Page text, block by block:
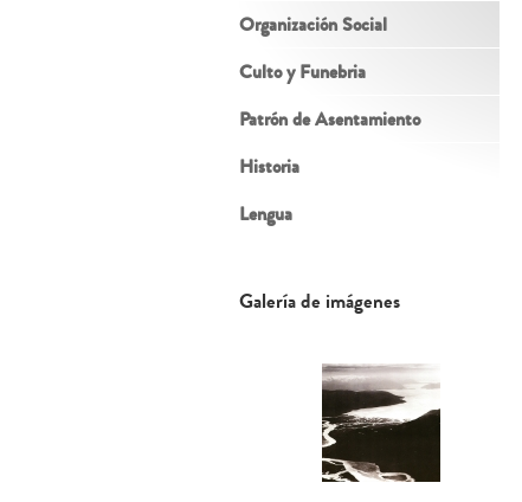
Organización Social
Culto y Funebria
Patrón de Asentamiento
Historia
Lengua
Galería de imágenes